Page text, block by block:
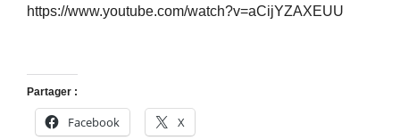
https://www.youtube.com/watch?v=aCijYZAXEUU
Partager :
Facebook X